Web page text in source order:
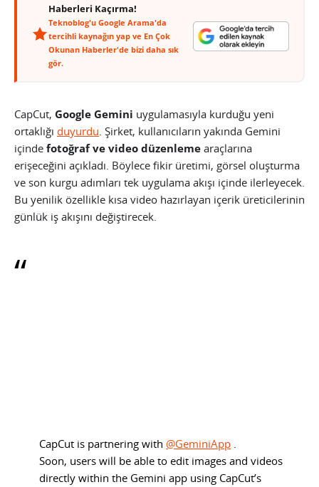
Haberleri Kaçırma!
Teknoblog'u Google Arama'da
tercihli kaynağın yap ve En Çok
Okunan Haberler'de bizi daha sık
gör.
CapCut, Google Gemini uygulamasıyla kurduğu yeni
ortaklığı duyurdu. Şirket, kullanıcıların yakında Gemini
içinde fotoğraf ve video düzenleme araçlarına
erişeceğini açıkladı. Böylece fikir üretimi, görsel oluşturma
ve son kurgu adımları tek uygulama akışı içinde ilerleyecek.
Bu yenilik özellikle kısa video hazırlayan içerik üreticilerinin
günlük iş akışını değiştirecek.
CapCut is partnering with @GeminiApp .
Soon, users will be able to edit images and videos
directly within the Gemini app using CapCut’s